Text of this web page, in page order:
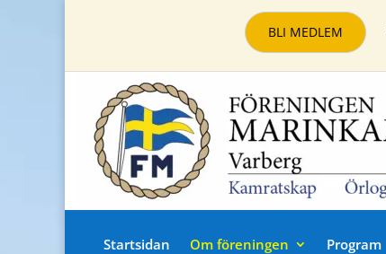
BLI MEDLEM
Startsidan Om föreningen Program